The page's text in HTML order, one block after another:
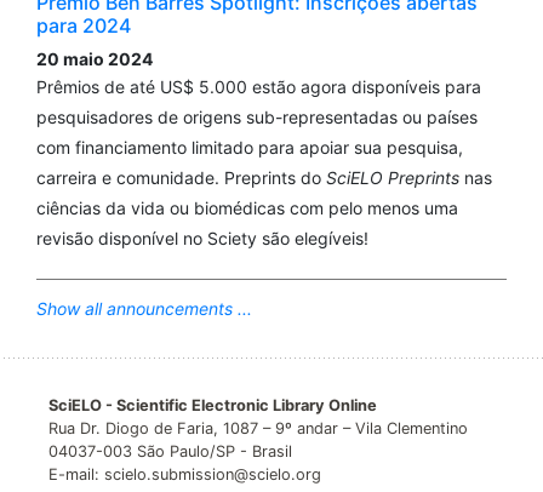
para 2024
20 maio 2024
Prêmios de até US$ 5.000 estão agora disponíveis para
pesquisadores de origens sub-representadas ou países
com financiamento limitado para apoiar sua pesquisa,
carreira e comunidade. Preprints do SciELO Preprints nas
ciências da vida ou biomédicas com pelo menos uma
revisão disponível no Sciety são elegíveis!
Show all announcements ...
SciELO - Scientific Electronic Library Online
Rua Dr. Diogo de Faria, 1087 – 9º andar – Vila Clementino
04037-003 São Paulo/SP - Brasil
E-mail: scielo.submission@scielo.org